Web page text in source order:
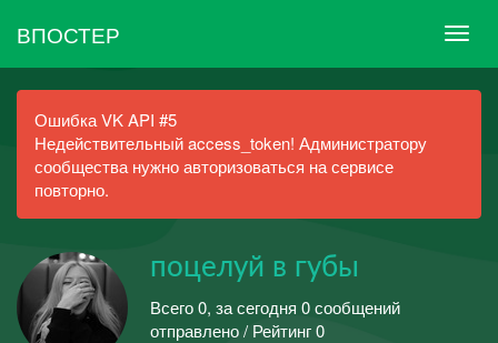
ВПОСТЕР
Ошибка VK API #5
Недействительный access_token! Администратору
сообщества нужно авторизоваться на сервисе
повторно.
поцелуй в губы
Всего 0, за сегодня 0 сообщений
отправлено / Рейтинг 0